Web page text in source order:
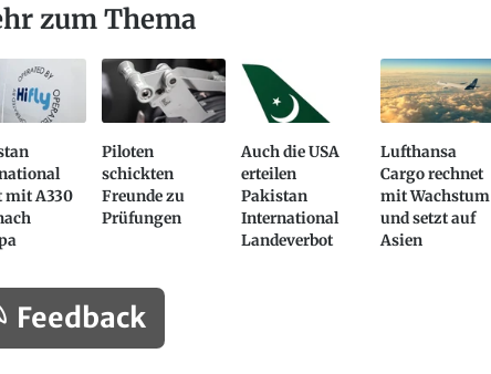
zum Thema
mit A330
Piloten
schickten
Freunde zu
Prüfungen
Auch die USA
erteilen
Pakistan
International
Landeverbot
Lufthansa
Cargo rechnet
mit Wachstum
und setzt auf
Asien
Feedback